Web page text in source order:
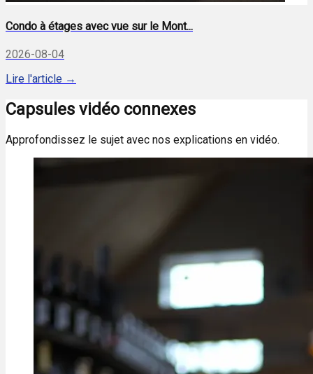
Condo à étages avec vue sur le Mont...
2026-08-04
Lire l'article →
Capsules vidéo connexes
Approfondissez le sujet avec nos explications en vidéo.